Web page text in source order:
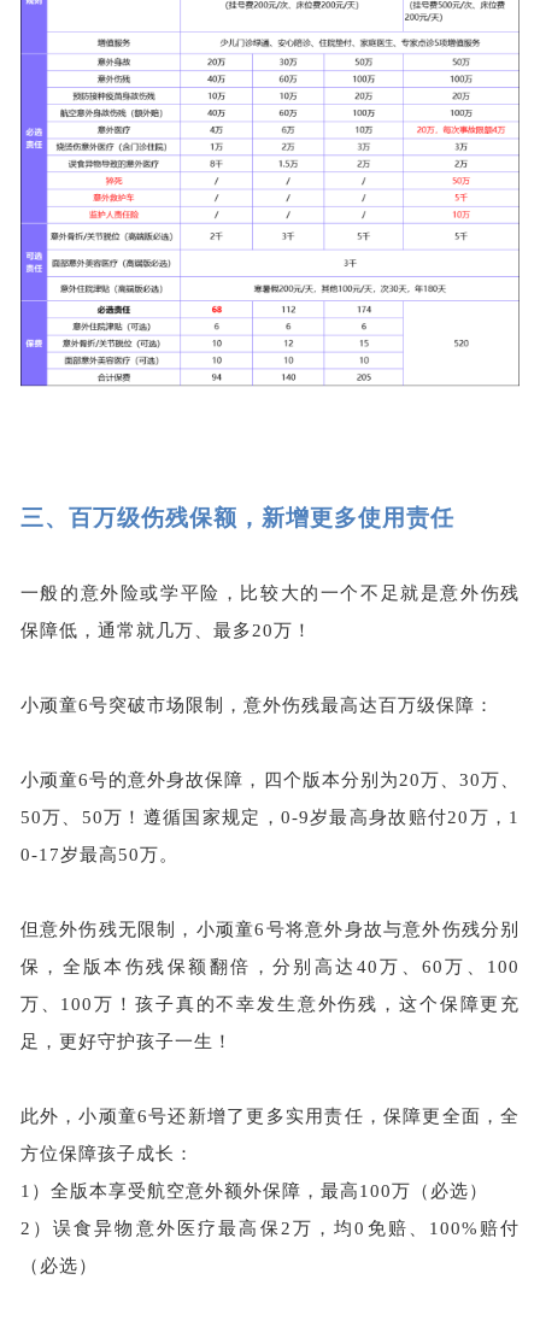
三、 百万级伤残保额，新增更多使用责任
一般的意外险或学平险，比较大的一个不足就是意外伤残
保障低，通常就几万、最多20万！
小顽童6号突破市场限制，意外伤残最高达百万级保障：
小顽童6号的意外身故保障，四个版本分别为20万、30万、
50万、50万！遵循国家规定，0-9岁最高身故赔付20万，1
0-17岁最高50万。
但意外伤残无限制，小顽童6号将意外身故与意外伤残分别
保，全版本伤残保额翻倍，分别高达40万、60万、100
万、100万！孩子真的不幸发生意外伤残，这个保障更充
足，更好守护孩子一生！
此外，小顽童6号还新增了更多实用责任，保障更全面，全
方位保障孩子成长：
1） 全版本享受航空意外额外保障，最高100万（必选）
2）误食异物意外医疗最高保2万，均0免赔、100%赔付
（必选）